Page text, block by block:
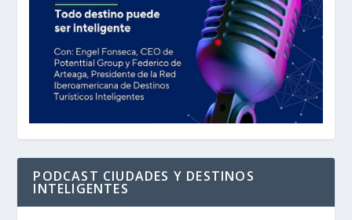
PODCAST CIUDADES Y DESTINOS
INTELIGENTES